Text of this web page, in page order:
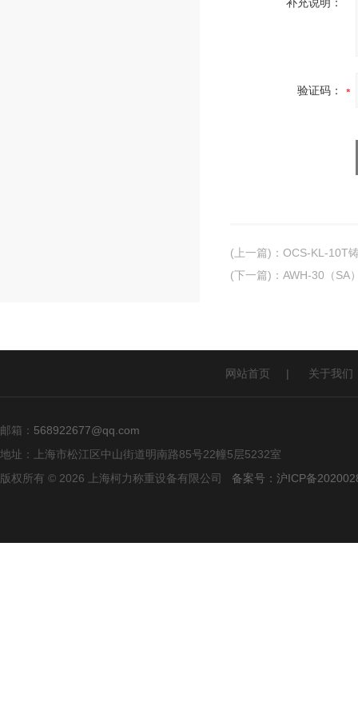
验证码：
(上一篇) ： OCS-KL-10T
(下一篇) ： AWH-30（SA
网站首页 | 关于我们
邮箱： 568922677@qq.com
地址：上海市松江区中山街道明南路85号22幢5层5232室
版权所有 © 2026 上海柯力称重设备有限公司 备案号：沪ICP备